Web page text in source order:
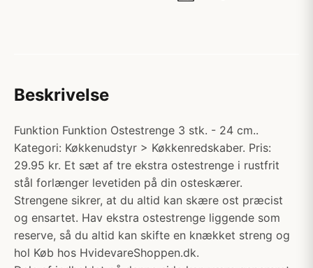
Beskrivelse
Funktion Funktion Ostestrenge 3 stk. - 24 cm..
Kategori: Køkkenudstyr > Køkkenredskaber. Pris:
29.95 kr. Et sæt af tre ekstra ostestrenge i rustfrit
stål forlænger levetiden på din osteskærer.
Strengene sikrer, at du altid kan skære ost præcist
og ensartet. Hav ekstra ostestrenge liggende som
reserve, så du altid kan skifte en knækket streng og
hol Køb hos HvidevareShoppen.dk.